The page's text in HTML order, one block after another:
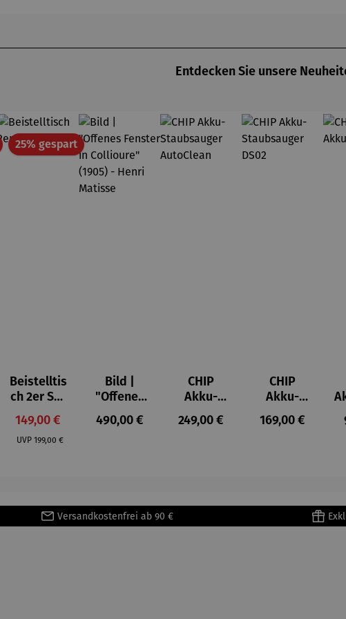
Entdecken Sie unsere
25% gespartRabatt
Beistelltis
ch 2er Set
– Dalias
Verkaufspreis:
149,00 €
UVP Regulärer Preis:
199,00 €
Bild |
"Offenes
Fenster in
Collioure"
Regulärer Preis:
490,00 €
CHIP
Akku-
Staubsau
ger
Regulärer Preis:
249,00 €
CHIP
Akku-
Staubsau
ger DS02
Regulärer
169,00 €
Versandkostenfrei ab 90 €